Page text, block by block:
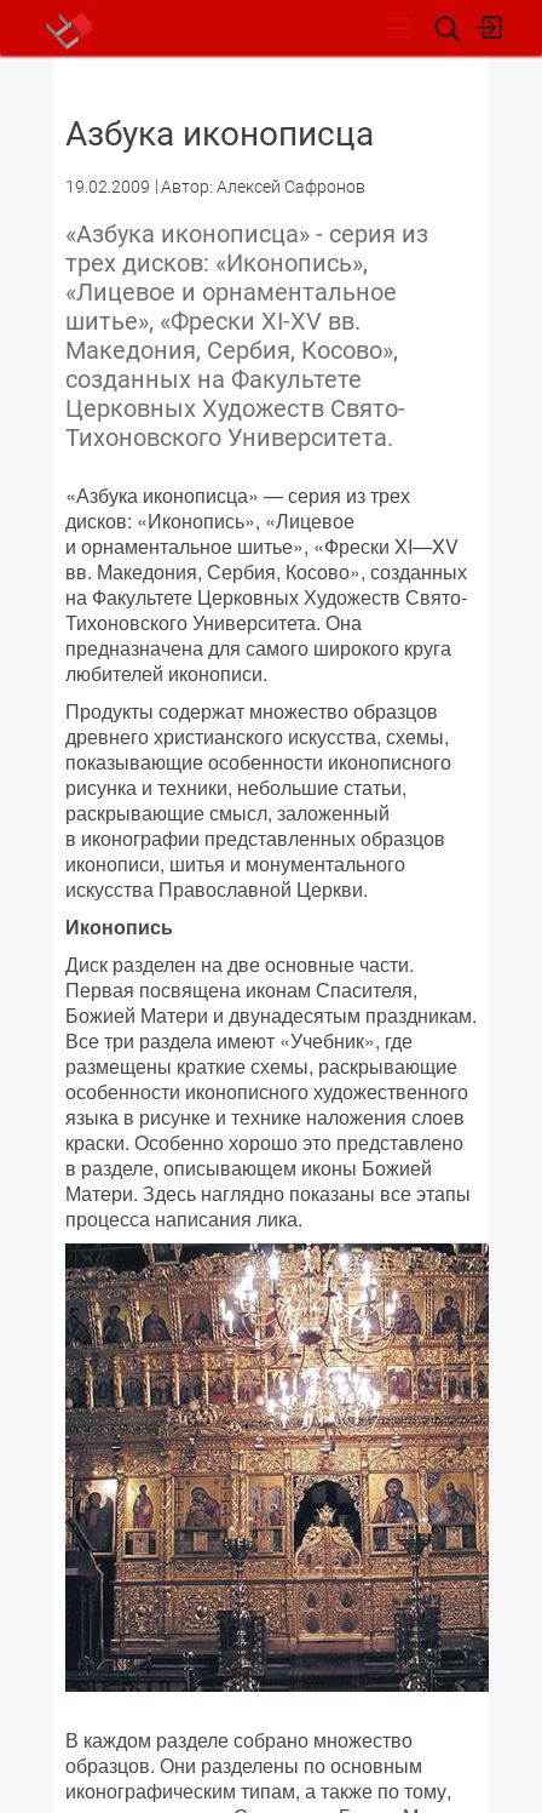
Азбука иконописца
19.02.2009 Автор: Алексей Сафронов
«Азбука иконописца» - серия из
трех дисков: «Иконопись»,
«Лицевое и орнаментальное
шитье», «Фрески XI-XV вв.
Македония, Сербия, Косово»,
созданных на Факультете
Церковных Художеств Свято-
Тихоновского Университета.
«Азбука иконописца» — серия из трех
дисков: «Иконопись», «Лицевое
и орнаментальное шитье», «Фрески XI—XV
вв. Македония, Сербия, Косово», созданных
на Факультете Церковных Художеств Свято-
Тихоновского Университета. Она
предназначена для самого широкого круга
любителей иконописи.
Продукты содержат множество образцов
древнего христианского искусства, схемы,
показывающие особенности иконописного
рисунка и техники, небольшие статьи,
раскрывающие смысл, заложенный
в иконографии представленных образцов
иконописи, шитья и монументального
искусства Православной Церкви.
Иконопись
Диск разделен на две основные части.
Первая посвящена иконам Спасителя,
Божией Матери и двунадесятым праздникам.
Все три раздела имеют «Учебник», где
размещены краткие схемы, раскрывающие
особенности иконописного художественного
языка в рисунке и технике наложения слоев
краски. Особенно хорошо это представлено
в разделе, описывающем иконы Божией
Матери. Здесь наглядно показаны все этапы
процесса написания лика.
В каждом разделе собрано множество
образцов. Они разделены по основным
иконографическим типам, а также по тому,